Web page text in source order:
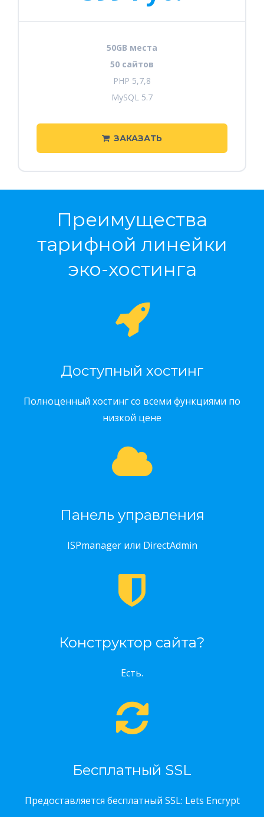
50GB места
50 сайтов
PHP 5,7,8
MySQL 5.7
ЗАКАЗАТЬ
Преимущества
тарифной линейки
эко-хостинга
Доступный хостинг
Полноценный хостинг со всеми функциями по
низкой цене
Панель управления
ISPmanager или DirectAdmin
Конструктор сайта?
Есть.
Бесплатный SSL
Предоставляется бесплатный SSL: Lets Encrypt